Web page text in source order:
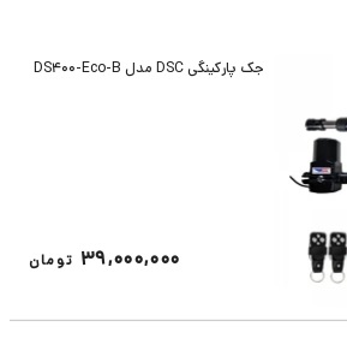
جک پارکینگی DSC مدل DS400-Eco-B
39,000,000 تومان